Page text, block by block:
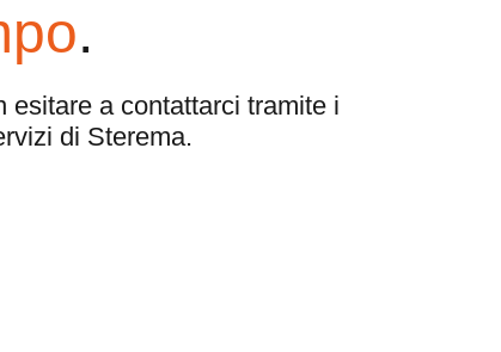
.
esitare a contattarci tramite i
di Sterema.